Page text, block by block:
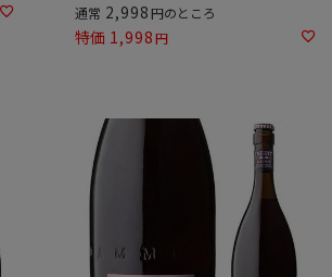
通常 2,998 のところ
特価 1,998